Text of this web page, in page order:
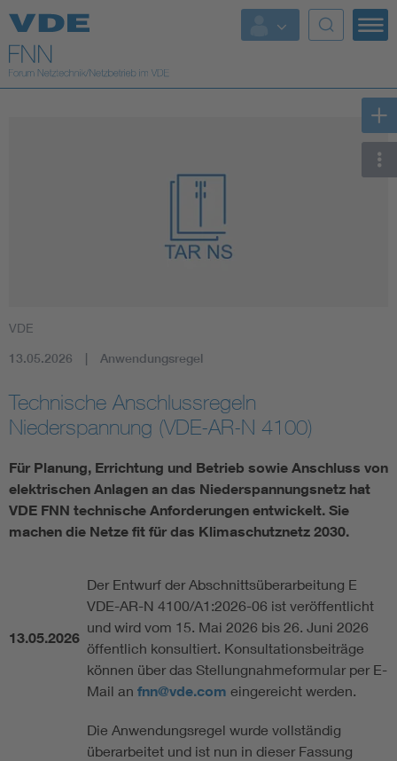
Top Themen
Fokusthemen
Vom Netz zum System
Digitalisierung und Metering
Versorgungsqualität Stromnetze
Innovative Netztechnologien
Umwelt- und Naturschutz
Regelsetzung
VDE
13.05.2026 Anwendungsregel
Technische Anschlussregeln
Niederspannung (VDE-AR-N 4100)
Für Planung, Errichtung und Betrieb sowie Anschluss von
elektrischen Anlagen an das Niederspannungsnetz hat
VDE FNN technische Anforderungen entwickelt. Sie
machen die Netze fit für das Klimaschutznetz 2030.
13.05.2026
Der Entwurf der Abschnittsüberarbeitung E
VDE-AR-N 4100/A1:2026-06 ist veröffentlicht
und wird vom 15. Mai 2026 bis 26. Juni 2026
öffentlich konsultiert. Konsultationsbeiträge
können über das Stellungnahmeformular per E-
Mail an fnn@vde.com eingereicht werden.
Die Anwendungsregel wurde vollständig
überarbeitet und ist nun in dieser Fassung